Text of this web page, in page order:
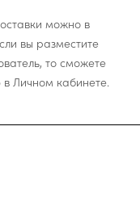
можно в
вы разместите
то сможете
Личном кабинете.